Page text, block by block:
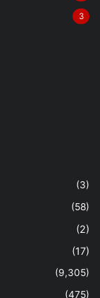
3
(3)
(58)
(2)
(17)
(9,305)
(475)